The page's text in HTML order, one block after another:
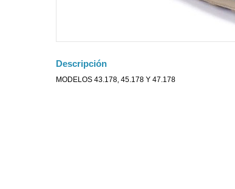
Descripción
MODELOS 43.178, 45.178 Y 47.178